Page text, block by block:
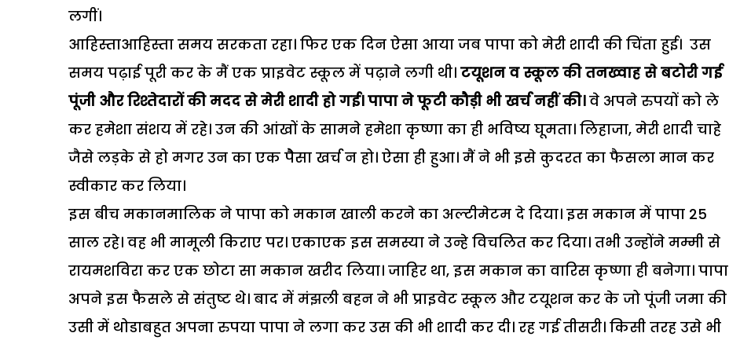
लगीं।
आहिस्ताआहिस्ता समय सरकता रहा। फिर एक दिन ऐसा आया जब पापा को मेरी शादी की चिंता हुई। उस
समय पढ़ाई पूरी कर के मैं एक प्राइवेट स्कूल में पढ़ाने लगी थी। टयूशन व स्कूल की तनख्वाह से बटोरी गई
पूंजी और रिश्तेदारों की मदद से मेरी शादी हो गई। पापा ने फूटी कौड़ी भी खर्च नहीं की। वे अपने रुपयों को ले
कर हमेशा संशय में रहे। उन की आंखों के सामने हमेशा कृष्णा का ही भविष्य घूमता। लिहाजा, मेरी शादी चाहे
जैसे लड़के से हो मगर उन का एक पेैसा खर्च न हो। ऐसा ही हुआ। मैं ने भी इसे कुदरत का फैसला मान कर
स्वीकार कर लिया।
इस बीच मकानमालिक ने पापा को मकान खाली करने का अल्टीमेटम दे दिया। इस मकान में पापा 25
साल रहे। वह भी मामूली किराए पर। एकाएक इस समस्या ने उन्हे विचलित कर दिया। तभी उन्होंने मम्मी से
रायमशविरा कर एक छोटा सा मकान खरीद लिया। जाहिर था, इस मकान का वारिस कृष्णा ही बनेगा। पापा
अपने इस फैसले से संतुष्ट थे। बाद में मंझली बहन ने भी प्राइवेट स्कूल और टयूशन कर के जो पूंजी जमा की
उसी में थोडाबहुत अपना रुपया पापा ने लगा कर उस की भी शादी कर दी। रह गई तीसरी। किसी तरह उसे भी